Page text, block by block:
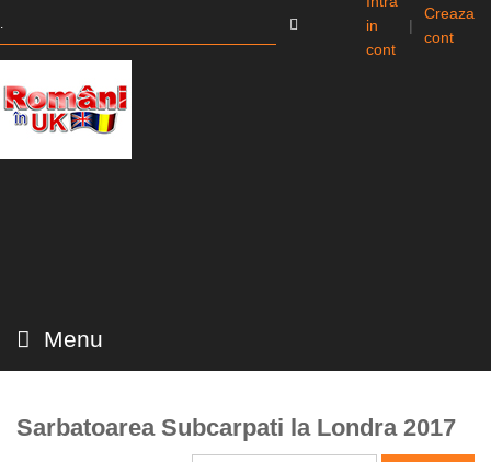
in
cont
|
Creaza
cont
Menu
Sarbatoarea Subcarpati la Londra 2017